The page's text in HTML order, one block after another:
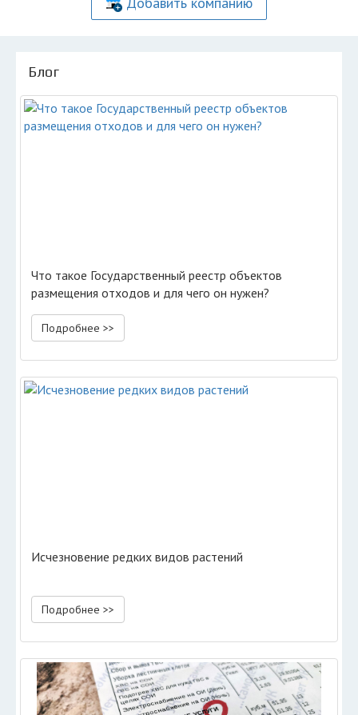
Блог
Что такое Государственный реестр объектов
размещения отходов и для чего он нужен?
Подробнее >>
Исчезновение редких видов растений
Подробнее >>